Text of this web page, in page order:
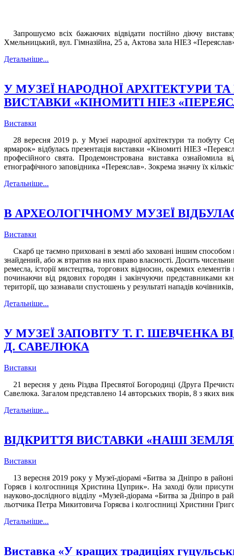
Запрошуємо всіх бажаючих відвідати постійно діючу
Хмельницький, вул. Гімназійна, 25 а, Актова зала НІЕЗ
Детальніше...
У МУЗЕЇ НАРОДНОЇ АРХІТЕКТУРИ
ВИСТАВКИ «КІНОМИТІ НІЕЗ
Виставки
28 вересня 2019 р. у Музеї народної архітектури та побуту
ярмарок» відбулась презентація виставки «Кіномиті НІЕЗ
професійного свята. Продемонстрована виставка ознайомила
етнографічного заповідника «Переяслав». Зокрема значну їх
Детальніше...
В АРХЕОЛОГІЧНОМУ МУЗЕЇ
Виставки
Скарб це таємно приховані в землі або заховані іншим
знайдений, або ж втратив на них право власності. Досить
ремесла, історії мистецтва, торгових відносин, окремих
починаючи від рядових городян і закінчуючи представниками
території, що зазнавали спустошень у результаті нападів
Детальніше...
У МУЗЕЇ ЗАПОВІТУ Т. Г. ШЕВЧЕНКА
Д. САВЕЛЮКА
Виставки
21 вересня у день Різдва Пресвятої Богородиці (Друга
Савелюка. Загалом представлено 14 авторських творів, 8 з яких
Детальніше...
ВІДКРИТТЯ ВИСТАВКИ «НАШІ
Виставки
13 вересня 2019 року у Музеї-діорамі «Битва за Дніпро в
Горяєв і колгоспниця Христина Цуприк». На заході були
науково-дослідного відділу «Музей-діорама «Битва за Дніпро в
льотчика Петра Микитовича Горяєва і колгоспниці Христини
Детальніше...
Виставка «У кращих традиціях